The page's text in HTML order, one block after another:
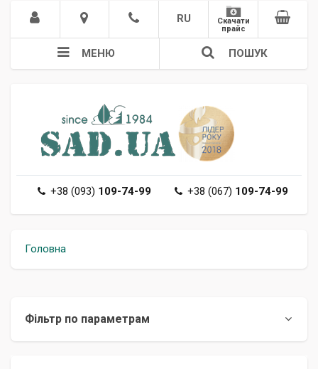
RU
Скачати
прайс
МЕНЮ ПОШУК
+38 (093) 109-74-99 +38 (067) 109-74-99
Головна
Фільтр по параметрам